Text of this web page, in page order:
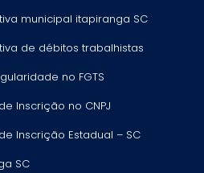
municipal itapiranga SC
de débitos trabalhistas
no FGTS
Inscrição no CNPJ
Inscrição Estadual – SC
SC